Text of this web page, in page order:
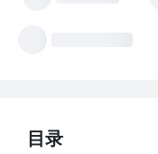
目录